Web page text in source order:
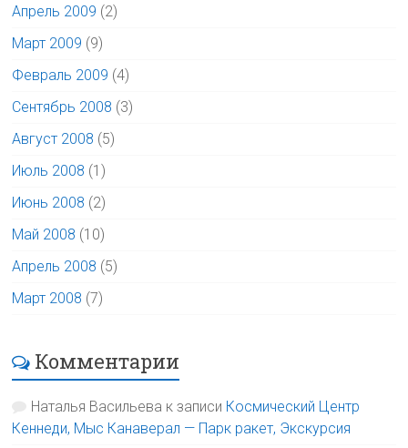
Апрель 2009 (2)
Март 2009 (9)
Февраль 2009 (4)
Сентябрь 2008 (3)
Август 2008 (5)
Июль 2008 (1)
Июнь 2008 (2)
Май 2008 (10)
Апрель 2008 (5)
Март 2008 (7)
Комментарии
Наталья Васильева к записи Космический Центр
Кеннеди, Мыс Канаверал — Парк ракет, Экскурсия